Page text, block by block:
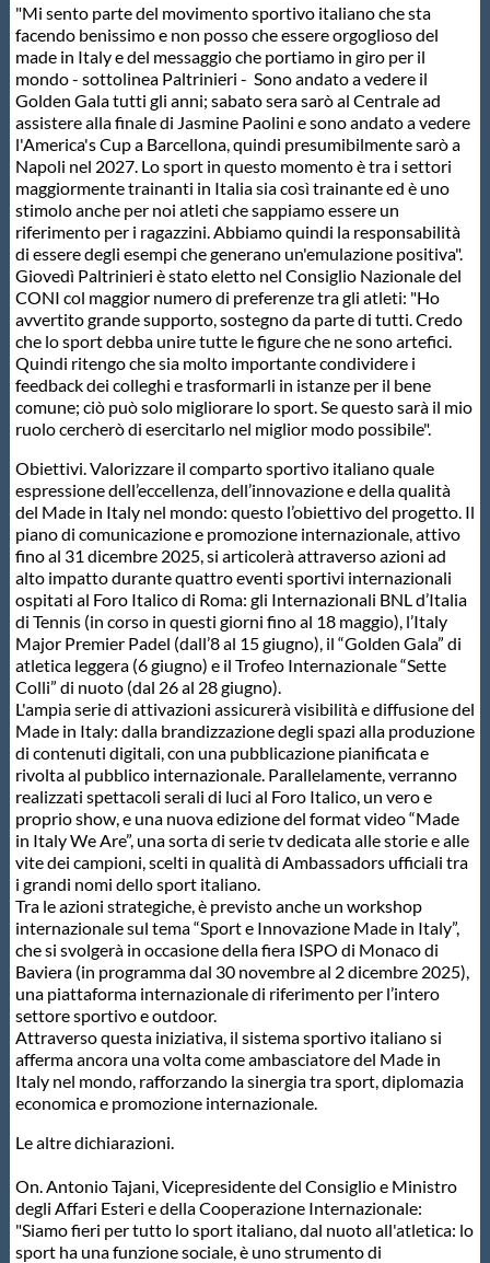
"Mi sento parte del movimento sportivo italiano che sta
facendo benissimo e non posso che essere orgoglioso del
made in Italy e del messaggio che portiamo in giro per il
mondo - sottolinea Paltrinieri - Sono andato a vedere il
Golden Gala tutti gli anni; sabato sera sarò al Centrale ad
assistere alla finale di Jasmine Paolini e sono andato a vedere
l'America's Cup a Barcellona, quindi presumibilmente sarò a
Napoli nel 2027. Lo sport in questo momento è tra i settori
maggiormente trainanti in Italia sia così trainante ed è uno
stimolo anche per noi atleti che sappiamo essere un
riferimento per i ragazzini. Abbiamo quindi la responsabilità
di essere degli esempi che generano un'emulazione positiva".
Giovedì Paltrinieri è stato eletto nel Consiglio Nazionale del
CONI col maggior numero di preferenze tra gli atleti: "Ho
avvertito grande supporto, sostegno da parte di tutti. Credo
che lo sport debba unire tutte le figure che ne sono artefici.
Quindi ritengo che sia molto importante condividere i
feedback dei colleghi e trasformarli in istanze per il bene
comune; ciò può solo migliorare lo sport. Se questo sarà il mio
ruolo cercherò di esercitarlo nel miglior modo possibile".
Obiettivi. Valorizzare il comparto sportivo italiano quale
espressione dell’eccellenza, dell’innovazione e della qualità
del Made in Italy nel mondo: questo l’obiettivo del progetto. Il
piano di comunicazione e promozione internazionale, attivo
fino al 31 dicembre 2025, si articolerà attraverso azioni ad
alto impatto durante quattro eventi sportivi internazionali
ospitati al Foro Italico di Roma: gli Internazionali BNL d’Italia
di Tennis (in corso in questi giorni fino al 18 maggio), l’Italy
Major Premier Padel (dall’8 al 15 giugno), il “Golden Gala” di
atletica leggera (6 giugno) e il Trofeo Internazionale “Sette
Colli” di nuoto (dal 26 al 28 giugno).
L'ampia serie di attivazioni assicurerà visibilità e diffusione del
Made in Italy: dalla brandizzazione degli spazi alla produzione
di contenuti digitali, con una pubblicazione pianificata e
rivolta al pubblico internazionale. Parallelamente, verranno
realizzati spettacoli serali di luci al Foro Italico, un vero e
proprio show, e una nuova edizione del format video “Made
in Italy We Are”, una sorta di serie tv dedicata alle storie e alle
vite dei campioni, scelti in qualità di Ambassadors ufficiali tra
i grandi nomi dello sport italiano.
Tra le azioni strategiche, è previsto anche un workshop
internazionale sul tema “Sport e Innovazione Made in Italy”,
che si svolgerà in occasione della fiera ISPO di Monaco di
Baviera (in programma dal 30 novembre al 2 dicembre 2025),
una piattaforma internazionale di riferimento per l’intero
settore sportivo e outdoor.
Attraverso questa iniziativa, il sistema sportivo italiano si
afferma ancora una volta come ambasciatore del Made in
Italy nel mondo, rafforzando la sinergia tra sport, diplomazia
economica e promozione internazionale.
Le altre dichiarazioni.
On. Antonio Tajani, Vicepresidente del Consiglio e Ministro
degli Affari Esteri e della Cooperazione Internazionale:
"Siamo fieri per tutto lo sport italiano, dal nuoto all'atletica: lo
sport ha una funzione sociale, è uno strumento di